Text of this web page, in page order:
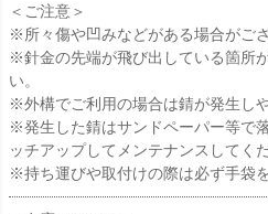
＜ご注意＞
※所々傷や凹みなどがある場合がござ
※針金の先端が飛び出している箇所
い。
※外構でご利用の場合は錆が発生し
※発生した錆はサンドペーパー等で
ッチアップしてメンテナンスしてくだ
※持ち運びや取付けの際は必ず手袋